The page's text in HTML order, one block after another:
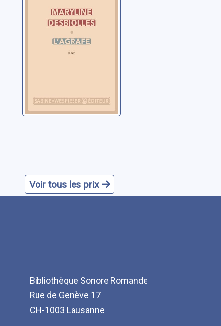
Voir tous les prix
Bibliothèque Sonore Romande
Rue de Genève 17
CH-1003 Lausanne